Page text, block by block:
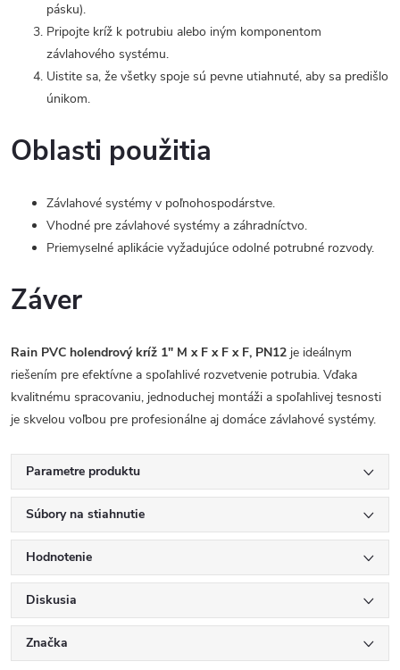
pásku).
Pripojte kríž k potrubiu alebo iným komponentom
závlahového systému.
Uistite sa, že všetky spoje sú pevne utiahnuté, aby sa predišlo
únikom.
Oblasti použitia
Závlahové systémy v poľnohospodárstve.
Vhodné pre závlahové systémy a záhradníctvo.
Priemyselné aplikácie vyžadujúce odolné potrubné rozvody.
Záver
Rain PVC holendrový kríž 1" M x F x F x F, PN12 je ideálnym
riešením pre efektívne a spoľahlivé rozvetvenie potrubia. Vďaka
kvalitnému spracovaniu, jednoduchej montáži a spoľahlivej tesnosti
je skvelou voľbou pre profesionálne aj domáce závlahové systémy.
Parametre produktu
Súbory na stiahnutie
Hodnotenie
Diskusia
Značka